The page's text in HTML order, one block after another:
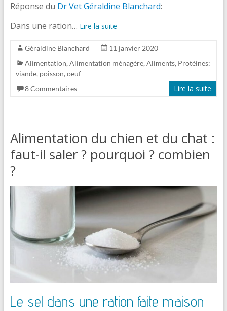
Réponse du Dr Vet Géraldine Blanchard:
Dans une ration… Lire la suite
Géraldine Blanchard
11 janvier 2020
Alimentation, Alimentation ménagère, Aliments, Protéines:
viande, poisson, oeuf
8 Commentaires
Lire la suite
Alimentation du chien et du chat :
faut-il saler ? pourquoi ? combien
?
Le sel dans une ration faite maison